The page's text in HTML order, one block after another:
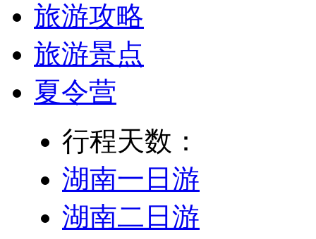
旅游攻略
旅游景点
夏令营
行程天数：
湖南一日游
湖南二日游